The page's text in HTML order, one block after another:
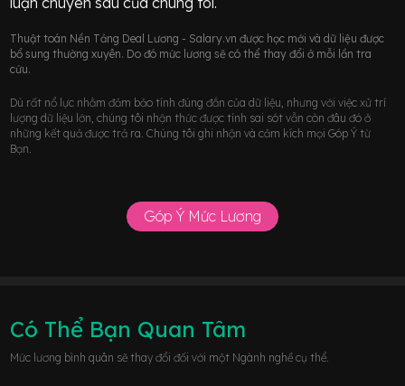
Thuật toán Nền Tảng Deal Lương - Salary.vn được học mới và dữ liệu được
bổ sung thường xuyên. Do đó mức lương sẽ có thể thay đổi ở mỗi lần tra
cứu.
Dù rất nổ lực nhằm đảm bảo tính đúng đắn của dữ liệu, nhưng với việc xử trí
lượng dữ liệu lớn, chúng tôi nhận thức được tính sai sót vẫn còn đâu đó ở
những kết quả được trả ra. Chúng tôi ghi nhận và cảm kích mọi Góp Ý từ
Bạn.
Góp Ý Mức Lương
Có Thể Bạn Quan Tâm
Mức lương bình quân sẽ thay đổi đối với một Ngành nghề cụ thể.